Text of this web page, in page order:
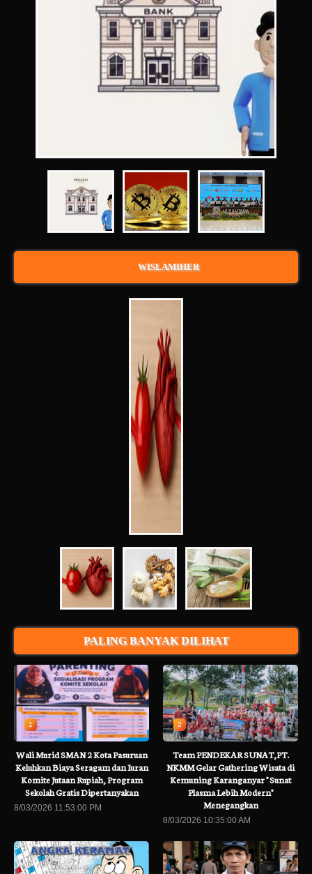
WISLAMIHER
PALING BANYAK DILIHAT
1
Wali Murid SMAN 2 Kota Pasuruan
Keluhkan Biaya Seragam dan Iuran
Komite Jutaan Rupiah, Program
Sekolah Gratis Dipertanyakan
8/03/2026 11:53:00 PM
2
Team PENDEKAR SUNAT,PT.
NKMM Gelar Gathering Wisata di
Kemuning Karanganyar " Sunat
Plasma Lebih Modern"
Menegangkan
8/03/2026 10:35:00 AM